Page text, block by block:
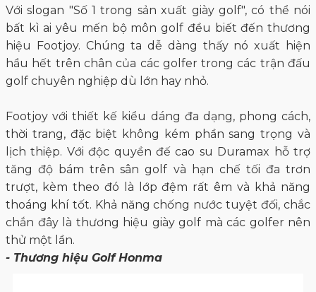
Với slogan "Số 1 trong sản xuất giày golf", có thể nói
bất kì ai yêu mến bộ môn golf đều biết đến thương
hiệu Footjoy. Chúng ta dễ dàng thấy nó xuất hiện
hầu hết trên chân của các golfer trong các trận đấu
golf chuyên nghiệp dù lớn hay nhỏ.
Footjoy với thiết kế kiểu dáng đa dạng, phong cách,
thời trang, đặc biệt không kém phần sang trọng và
lịch thiệp. Với độc quyền đế cao su Duramax hỗ trợ
tăng độ bám trên sân golf và hạn chế tối đa trơn
trượt, kèm theo đó là lớp đệm rất êm và khả năng
thoáng khí tốt. Khả năng chống nước tuyệt đối, chắc
chắn đây là thương hiệu giày golf mà các golfer nên
thử một lần.
- Thương hiệu Golf Honma